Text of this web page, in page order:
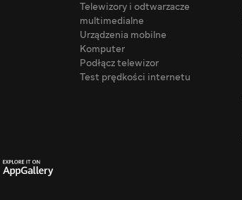
Telewizory i odtwarzacze
multimedialne
Urządzenia mobilne
Komputer
Podłącz telewizor
Test prędkości internetu